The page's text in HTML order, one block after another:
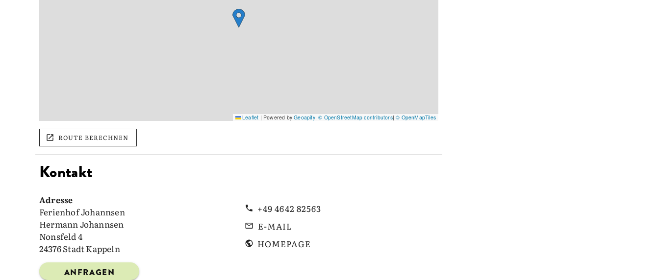
Leaflet | Powered byGeoapify|© OpenStreetMap contributors|© OpenMapTiles
ROUTE BERECHNEN
Kontakt
Adresse
Ferienhof Johannsen
Hermann Johannsen
Nonsfeld 4
24376 Stadt Kappeln
ANFRAGEN
+49 4642 82563
E-MAIL
HOMEPAGE